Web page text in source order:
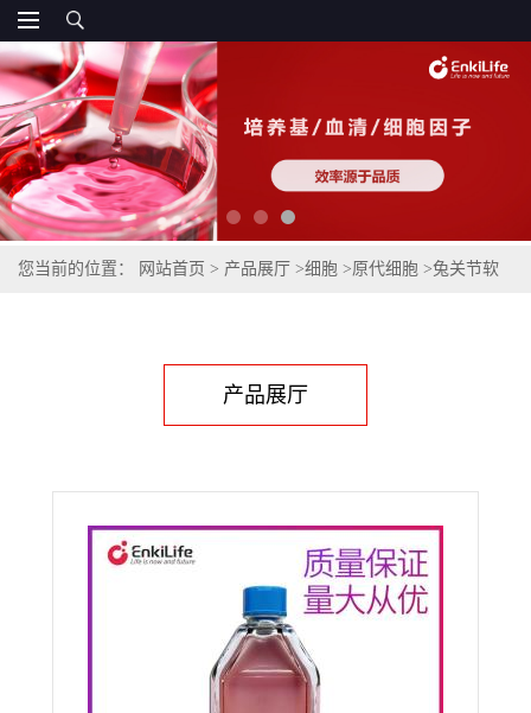
您当前的位置： 网站首页 > 产品展厅 >细胞 >原代细胞 >兔关节软
产品展厅